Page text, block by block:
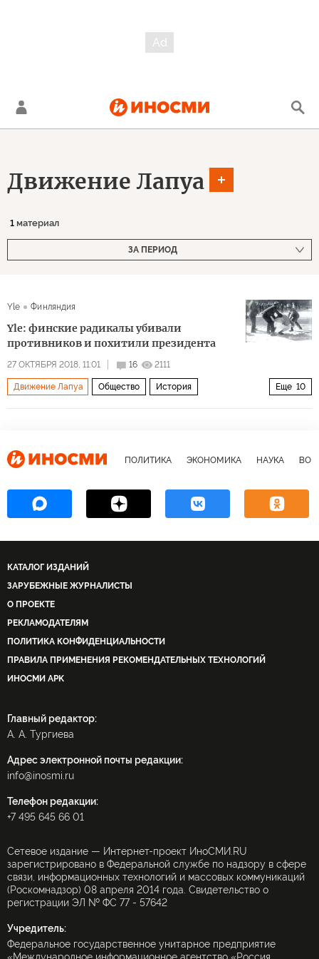
Движение Лапуа
1 материал
ЗА ПЕРИОД
Yle Финляндия
Yle: финские радикалы убивали
противников и похитили президента
27 ОКТЯБРЯ 2018, 11:01 16 2111
Еще 10
Движение Лапуа Общество История
Бенито Муссолини Онни Хапонен фашисты
ПОЛИТИКА ЭКОНОМИКА НАУКА
КАТАЛОГ ИЗДАНИЙ
ЗАРУБЕЖНЫЕ ЖУРНАЛИСТЫ
О ПРОЕКТЕ
РЕКЛАМОДАТЕЛЯМ
ПОЛИТИКА КОНФИДЕНЦИАЛЬНОСТИ
ПРАВИЛА ПРИМЕНЕНИЯ РЕКОМЕНДАТЕЛЬНЫХ ТЕХНОЛОГИЙ
ИНОСМИ APK
Главный редактор:
А. А. Тургиева
Адрес электронной почты редакции:
info@inosmi.ru
Телефон редакции:
+7 495 645 66 01
Сетевое издание — Интернет-проект ИноСМИ.RU
зарегистрировано в Федеральной службе по надзору в сфере
связи, информационных технологий и массовых коммуникаций
(Роскомнадзор) 08 апреля 2014 года. Свидетельство о
регистрации ЭЛ № ФС 77 - 57642
Учредитель:
Федеральное государственное унитарное предприятие